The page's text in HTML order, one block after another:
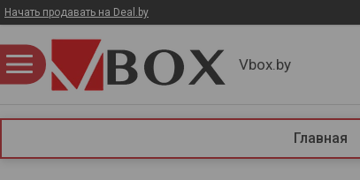
Начать продавать на Deal.by
Vbox.by
Главная